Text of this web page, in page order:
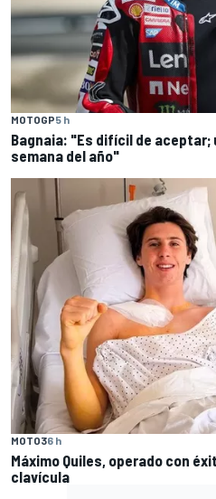
MOTOGP5 h
Bagnaia: "Es difícil de aceptar;
semana del año"
MOTO36 h
Máximo Quiles, operado con
clavícula